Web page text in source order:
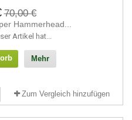
70,00 €
Hammerhead...
Artikel hat...
Mehr
Zum Vergleich hinzufügen